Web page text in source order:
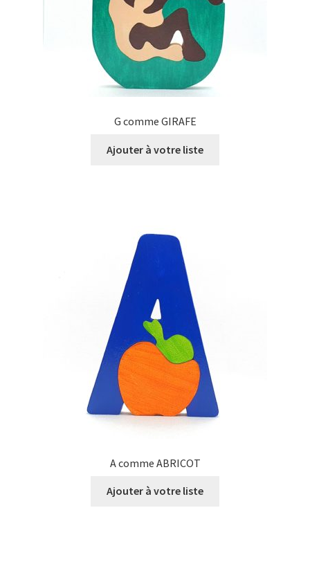
G comme GIRAFE
Ajouter à votre liste
A comme ABRICOT
Ajouter à votre liste